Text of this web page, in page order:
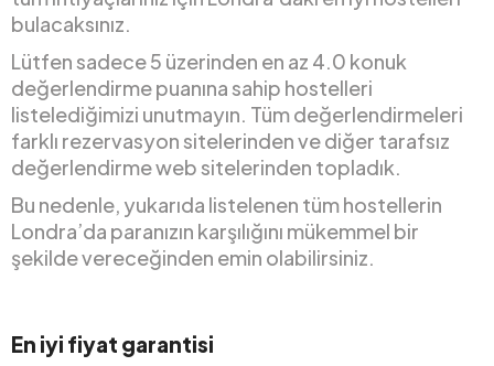
bulacaksınız.
Lütfen sadece 5 üzerinden en az 4.0 konuk
değerlendirme puanına sahip hostelleri
listelediğimizi unutmayın. Tüm değerlendirmeleri
farklı rezervasyon sitelerinden ve diğer tarafsız
değerlendirme web sitelerinden topladık.
Bu nedenle, yukarıda listelenen tüm hostellerin
Londra’da paranızın karşılığını mükemmel bir
şekilde vereceğinden emin olabilirsiniz.
En iyi fiyat garantisi